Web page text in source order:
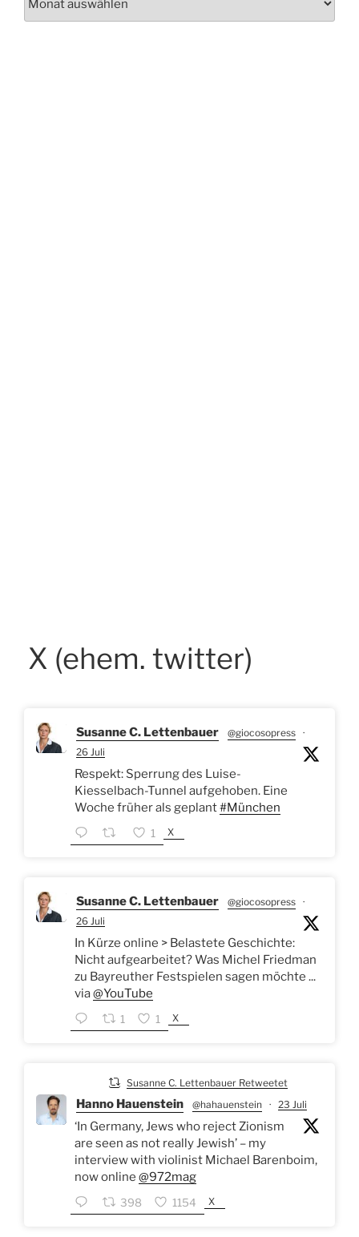
X (ehem. twitter)
Susanne C. Lettenbauer @giocosopress ·
26 Juli
Respekt: Sperrung des Luise-
Kiesselbach-Tunnel aufgehoben. Eine
Woche früher als geplant#München
1 X
Susanne C. Lettenbauer @giocosopress ·
26 Juli
In Kürze online > Belastete Geschichte:
Nicht aufgearbeitet? Was Michel Friedman
zu Bayreuther Festspielen sagen möchte ...
via@YouTube
1 1 X
Susanne C. Lettenbauer Retweetet
Hanno Hauenstein @hahauenstein · 23 Juli
‘In Germany, Jews who reject Zionism
are seen as not really Jewish’ – my
interview with violinist Michael Barenboim,
now online @972mag
398 1154 X